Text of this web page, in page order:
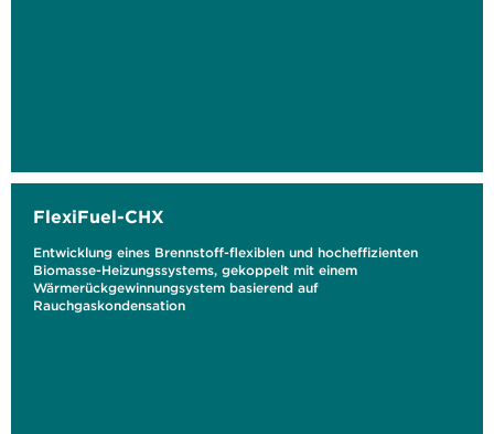
FlexiFuel-CHX
Entwicklung eines Brennstoff-flexiblen und hocheffizienten
Biomasse-Heizungssystems, gekoppelt mit einem
Wärmerückgewinnungsystem basierend auf
Rauchgaskondensation